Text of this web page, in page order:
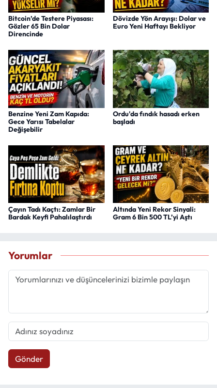
Bitcoin’de Testere Piyasası:
Gözler 65 Bin Dolar
Direncinde
Dövizde Yön Arayışı: Dolar ve
Euro Yeni Haftayı Bekliyor
Benzine Yeni Zam Kapıda:
Gece Yarısı Tabelalar
Değişebilir
Ordu'da fındık hasadı erken
başladı
Çayın Tadı Kaçtı: Zamlar Bir
Bardak Keyfi Pahalılaştırdı
Altında Yeni Rekor Sinyali:
Gram 6 Bin 500 TL’yi Aştı
Yorumlar
Gönder